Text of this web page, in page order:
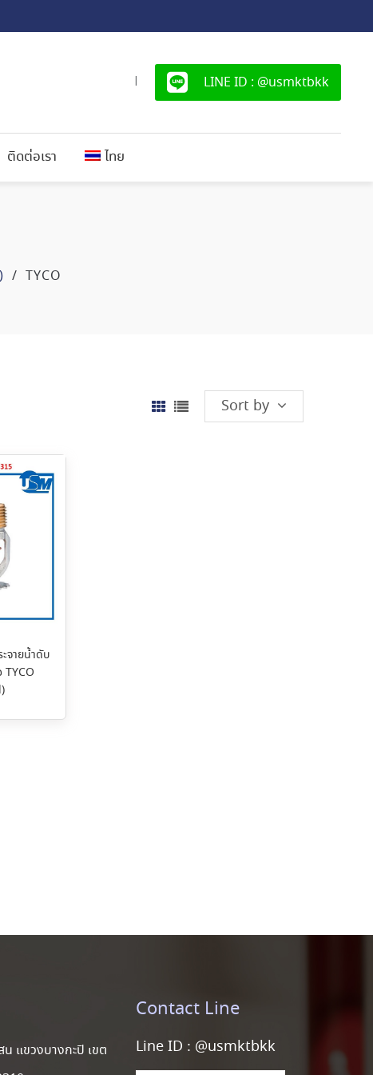
| LINE ID : @usmktbkk
ติดต่อเรา ไทย
/ TYCO
Sort by
จายน้ำดับ
TYCO
แขวงบางกะปิ เขต
Contact Line
Line ID : @usmktbkk